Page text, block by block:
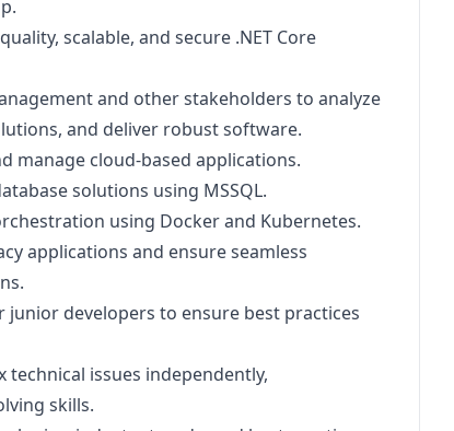
scalable, and secure .NET Core
and other stakeholders to analyze
and deliver robust software.
manage cloud-based applications.
solutions using MSSQL.
using Docker and Kubernetes.
applications and ensure seamless
developers to ensure best practices
issues independently,
skills.